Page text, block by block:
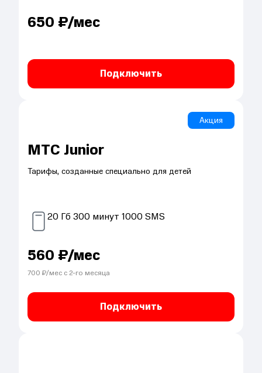
650 ₽/мес
Подключить
Акция
МТС Junior
Тарифы, созданные специально для детей
20 Гб 300 минут 1000SMS
560 ₽/мес
700 ₽/мес с 2-го месяца
Подключить